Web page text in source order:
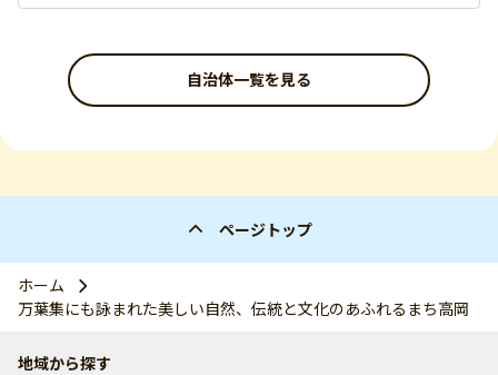
自治体一覧を見る
ページトップ
ホーム
万葉集にも詠まれた美しい自然、伝統と文化のあふれるまち高岡
地域から探す